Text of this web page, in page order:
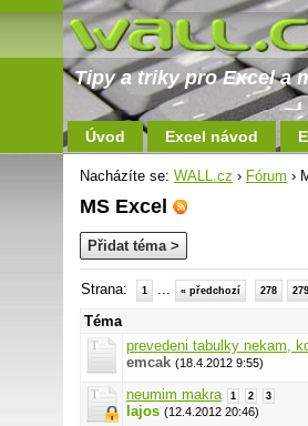
Tipy a triky pro Excel a
Úvod Excel návod
Nacházíte se: WALL.cz › Fórum ›
MS Excel
Přidat téma >
Strana: 1 ... « předchozí 278 279
Téma
prevedeni tabulky nekam,
emcak (18.4.2012 9:55)
neumim makra 1 2 3
lajos (12.4.2012 20:46)